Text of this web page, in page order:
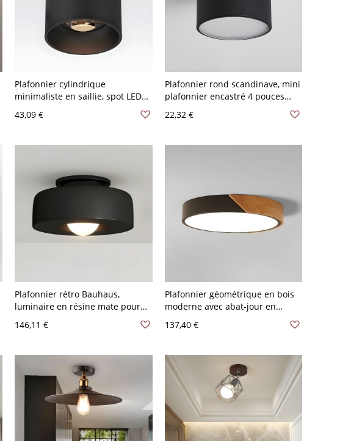
Plafonnier cylindrique
minimaliste en saillie, spot LED
pour couloir - Noir 8,89 cm Blanc
43,09 €
Plafonnier rond scandinave, mini
plafonnier encastré 4 pouces
avec accent en bois pour couloir
- 110 V-120 V Noir
22,32 €
Plafonnier rétro Bauhaus,
luminaire en résine mate pour
douce - Noir 110 V-120 V
146,11 €
Plafonnier géométrique en bois
moderne avec abat-jour en
acrylique - Noir 110 V-120 V 30,48
cm Blanc
137,40 €